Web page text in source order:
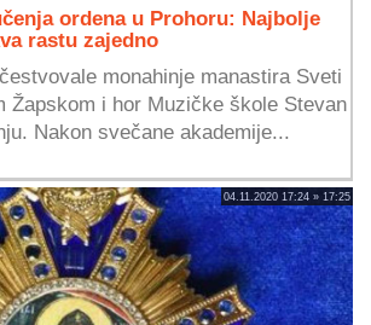
ordena u Prohoru: Najbolje
rastu zajedno
monahinje manastira Sveti
Žapskom i hor Muzičke škole Stevan
Nakon svečane akademije...
04.11.2020 17:24 » 17:25